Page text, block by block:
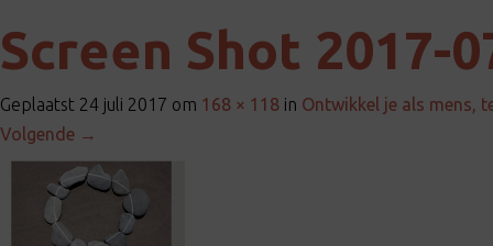
Screen Shot 2017-
Geplaatst 24 juli 2017 om 168 × 118 in Ontwikkel je als mens,
Volgende →